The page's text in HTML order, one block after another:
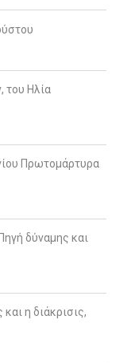
του Ηλία
Πρωτομάρτυρα
δύναμης και
η διάκρισις,